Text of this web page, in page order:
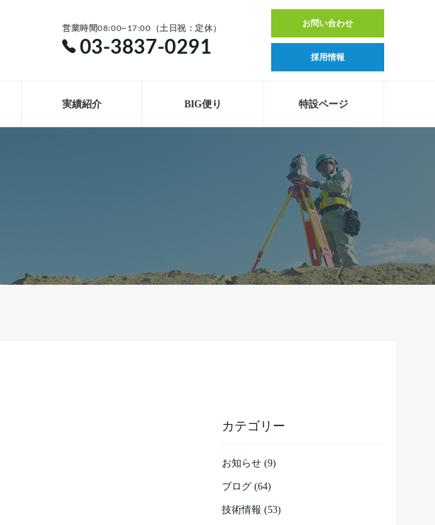
営業時間08:00~17:00（土日祝：定休）
03-3837-0291
お問い合わせ
採用情報
実績紹介 BIG便り 特設ページ
カテゴリー
お知らせ (9)
ブログ (64)
技術情報 (53)